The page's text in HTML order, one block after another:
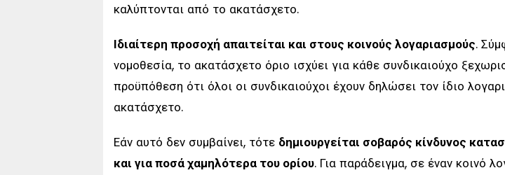
καλύπτονται από το ακατάσχετο.
Ιδιαίτερη προσοχή απαιτείται και στους κοινούς λογαριασμούς.
νομοθεσία, το ακατάσχετο όριο ισχύει για κάθε συνδικαιούχο
προϋπόθεση ότι όλοι οι συνδικαιούχοι έχουν δηλώσει τον ίδιο
ακατάσχετο.
Εάν αυτό δεν συμβαίνει, τότε δημιουργείται σοβαρός κίνδυνος
και για ποσά χαμηλότερα του ορίου. Για παράδειγμα, σε έναν κοινό